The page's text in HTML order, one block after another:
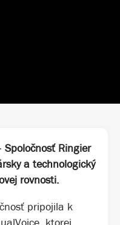
Ringier
a technologický
rovnosti.
pripojila k